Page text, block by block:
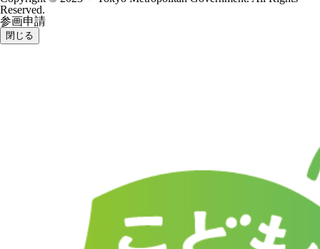
Reserved.
参画申請
閉じる